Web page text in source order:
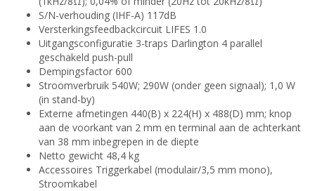
S/N-verhouding (IHF-A) 117dB
Versterkingsfeedbackcircuit LIFES 1.0
Uitgangsconfiguratie 3-traps Darlington 4 parallel
geschakeld push-pull
Dempingsfactor 600
Stroomverbruik 540W; 290W (onder geen signaal); 1,0 W
(in stand-by)
Externe afmetingen 440(B) x 224(H) x 488(D) mm; knop
aan de voorkant van 2 mm en terminal aan de achterkant
van 38 mm inbegrepen in de diepte
Netto gewicht 48,4 kg
Accessoires Triggerkabel (modulair/3,5 mm mono),
Stroomkabel